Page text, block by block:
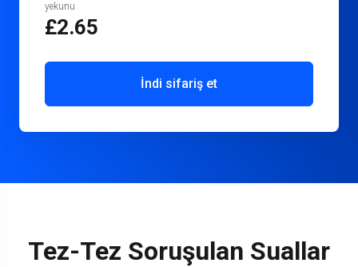
yekunu
£2.65
İndi sifariş et
Tez-Tez Soruşulan Suallar